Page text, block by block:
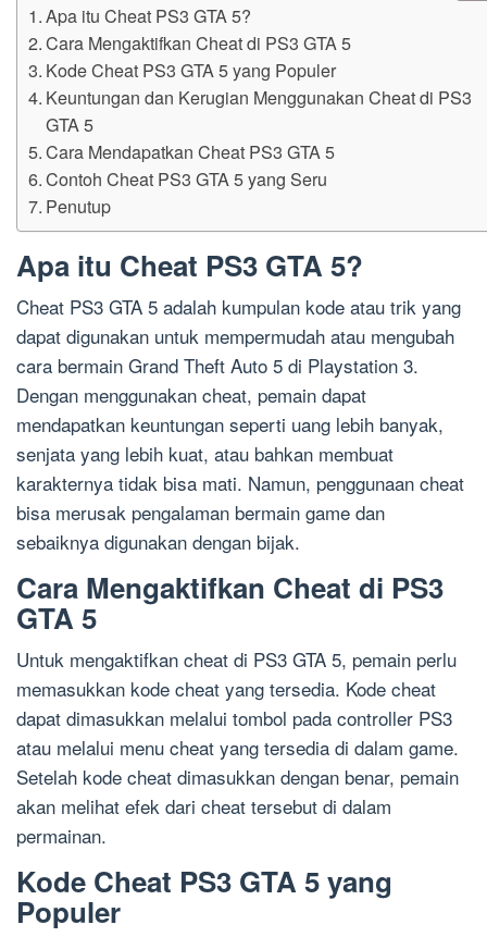
Apa itu Cheat PS3 GTA 5?
Cara Mengaktifkan Cheat di PS3 GTA 5
Kode Cheat PS3 GTA 5 yang Populer
Keuntungan dan Kerugian Menggunakan Cheat di PS3
GTA 5
Cara Mendapatkan Cheat PS3 GTA 5
Contoh Cheat PS3 GTA 5 yang Seru
Penutup
Apa itu Cheat PS3 GTA 5?
Cheat PS3 GTA 5 adalah kumpulan kode atau trik yang
dapat digunakan untuk mempermudah atau mengubah
cara bermain Grand Theft Auto 5 di Playstation 3.
Dengan menggunakan cheat, pemain dapat
mendapatkan keuntungan seperti uang lebih banyak,
senjata yang lebih kuat, atau bahkan membuat
karakternya tidak bisa mati. Namun, penggunaan cheat
bisa merusak pengalaman bermain game dan
sebaiknya digunakan dengan bijak.
Cara Mengaktifkan Cheat di PS3
GTA 5
Untuk mengaktifkan cheat di PS3 GTA 5, pemain perlu
memasukkan kode cheat yang tersedia. Kode cheat
dapat dimasukkan melalui tombol pada controller PS3
atau melalui menu cheat yang tersedia di dalam game.
Setelah kode cheat dimasukkan dengan benar, pemain
akan melihat efek dari cheat tersebut di dalam
permainan.
Kode Cheat PS3 GTA 5 yang
Populer